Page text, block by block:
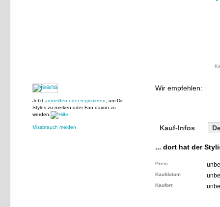
Jetzt anmelden oder registrieren , um Dir
Styles zu merken oder Fan davon zu
werden.
Missbrauch melden
Wir empfehlen:
Kauf-Infos
... dort hat der
Preis
Kaufdatum
Kaufort